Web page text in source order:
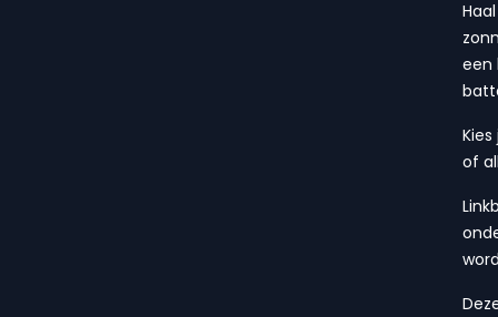
een
of